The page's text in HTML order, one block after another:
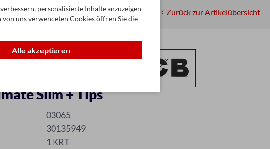
Zurück zur Artikelübersicht
Slim + Tips
03065
30135949
1 KRT
personalisierte Inhalte anzuzeigen
uns verwendeten Cookies öffnen Sie die
Alle akzeptieren